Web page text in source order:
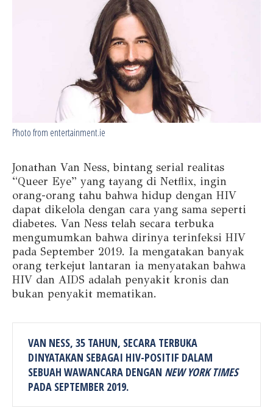
Photo from entertainment.ie
Jonathan Van Ness, bintang serial realitas
“Queer Eye” yang tayang di Netflix, ingin
orang-orang tahu bahwa hidup dengan HIV
dapat dikelola dengan cara yang sama seperti
diabetes. Van Ness telah secara terbuka
mengumumkan bahwa dirinya terinfeksi HIV
pada September 2019. Ia mengatakan banyak
orang terkejut lantaran ia menyatakan bahwa
HIV dan AIDS adalah penyakit kronis dan
bukan penyakit mematikan.
VAN NESS, 35 TAHUN, SECARA TERBUKA
DINYATAKAN SEBAGAI HIV-POSITIF DALAM
SEBUAH WAWANCARA DENGAN NEW YORK TIMES
PADA SEPTEMBER 2019.